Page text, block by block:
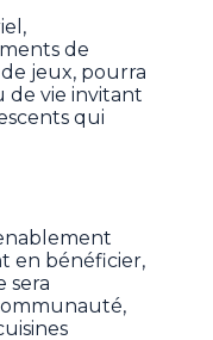
de
jeux, pourra
de vie invitant
qui
en bénéficier,
sera